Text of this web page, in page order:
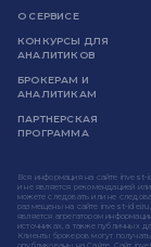
О СЕРВИСЕ
КОНКУРСЫ ДЛЯ
АНАЛИТИКОВ
БРОКЕРАМ И
АНАЛИТИКАМ
ПАРТНЕРСКАЯ
ПРОГРАММА
Вся информация на сайте invest-
и не является рекомендацией
можете следовать или не
размещены на сайте invest-
является агрегатором
источниках, а также публичных
Клиенты брокеров могут